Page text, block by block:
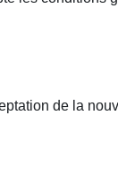
de la